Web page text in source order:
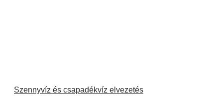
Szennyvíz és csapadékvíz elvezetés